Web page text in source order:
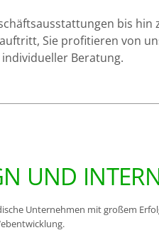
bis hin
Sie profitieren von
Beratung.
UND
Unternehmen mit großem